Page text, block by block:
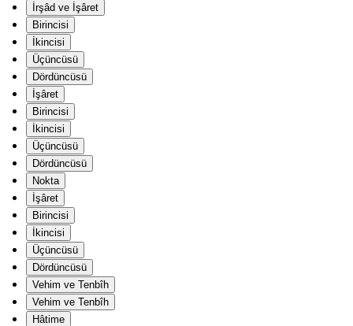
İrşâd ve İşâret
Birincisi
İkincisi
Üçüncüsü
Dördüncüsü
İşâret
Birincisi
İkincisi
Üçüncüsü
Dördüncüsü
Nokta
İşâret
Birincisi
İkincisi
Üçüncüsü
Dördüncüsü
Vehim ve Tenbîh
Vehim ve Tenbîh
Hâtime